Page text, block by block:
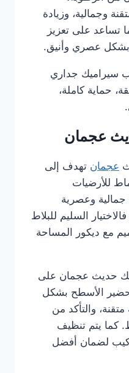
وجمالية، وزيادة
تساعد على تعزيز
بشكل عصري وأنيق.
سيراميك جداري
حماية كاملة،
عجمان
عجمان تهدف إلى
للأرضيات
وعصرية
السليم للبلاط
مع ديكور المساحة
حديث عجمان على
تحضير الأسطح بشكل
والتأكد من
كما يتم تنظيف
لضمان أفضل